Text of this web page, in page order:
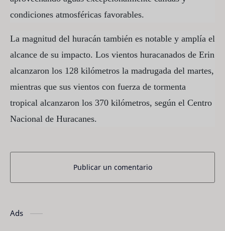
condiciones atmosféricas favorables.
La magnitud del huracán también es notable y amplía el
alcance de su impacto. Los vientos huracanados de Erin
alcanzaron los 128 kilómetros la madrugada del martes,
mientras que sus vientos con fuerza de tormenta
tropical alcanzaron los 370 kilómetros, según el Centro
Nacional de Huracanes.
Publicar un comentario
Ads